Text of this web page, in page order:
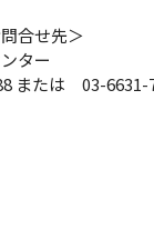
合せ先＞
ター
または 03-